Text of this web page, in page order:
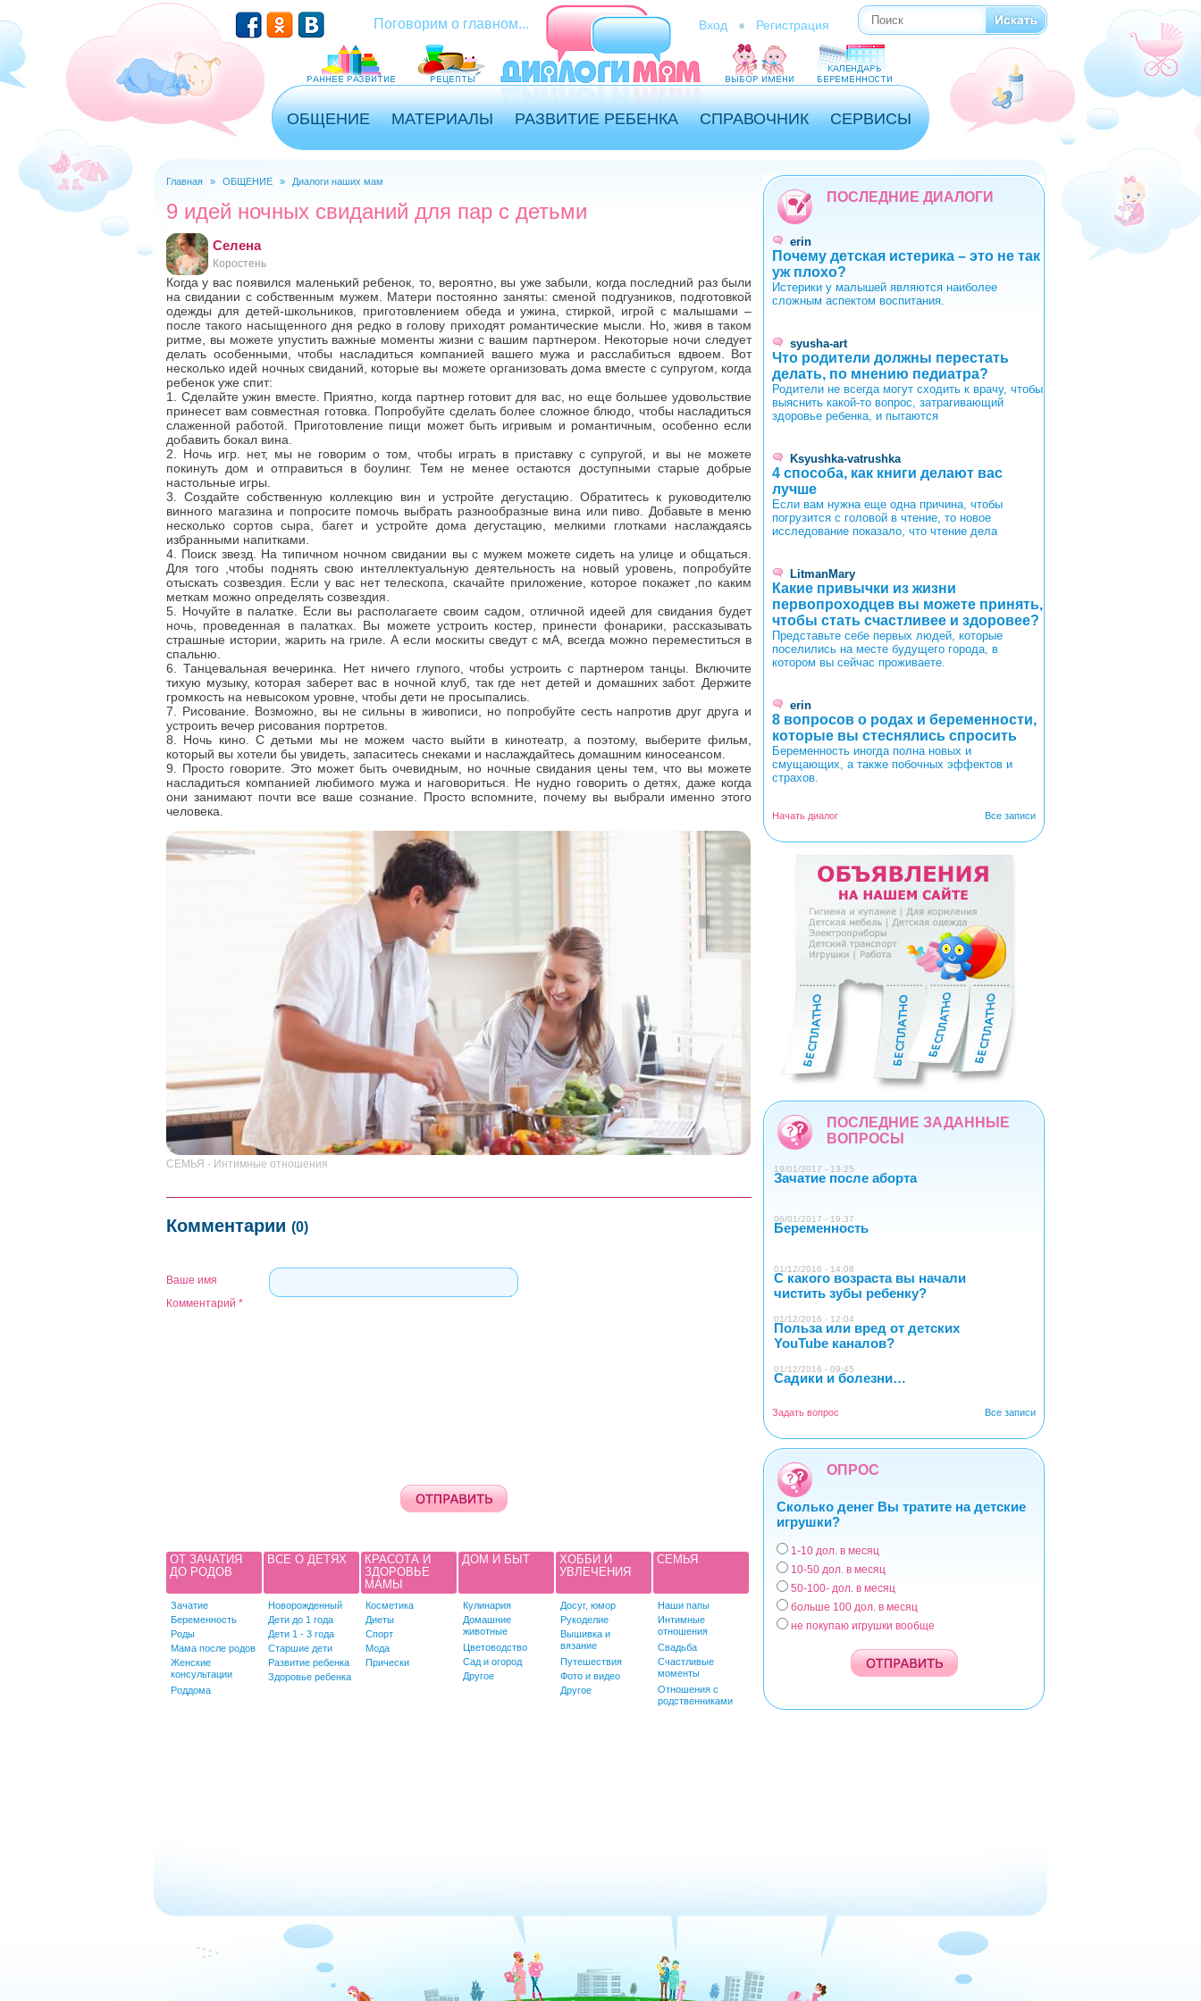
Перейти к основному содержанию
Поговорим о главном... Вход Регистрация Форма поиска
Поиск
ОБЩЕНИЕ МАТЕРИАЛЫ РАЗВИТИЕ РЕБЕНКА СПРАВОЧНИК СЕРВИСЫ
Вы здесь
Главная » ОБЩЕНИЕ » Диалоги наших мам
9 идей ночных свиданий для пар с детьми
Селена
Коростень
Когда у вас появился маленький ребенок, то, вероятно, вы уже забыли, когда последний раз были
на свидании с собственным мужем. Матери постоянно заняты: сменой подгузников, подготовкой
одежды для детей-школьников, приготовлением обеда и ужина, стиркой, игрой с малышами –
после такого насыщенного дня редко в голову приходят романтические мысли. Но, живя в таком
ритме, вы можете упустить важные моменты жизни с вашим партнером. Некоторые ночи следует
делать особенными, чтобы насладиться компанией вашего мужа и расслабиться вдвоем. Вот
несколько идей ночных свиданий, которые вы можете организовать дома вместе с супругом, когда
ребенок уже спит:
1. Сделайте ужин вместе. Приятно, когда партнер готовит для вас, но еще большее удовольствие
принесет вам совместная готовка. Попробуйте сделать более сложное блюдо, чтобы насладиться
слаженной работой. Приготовление пищи может быть игривым и романтичным, особенно если
добавить бокал вина.
2. Ночь игр. нет, мы не говорим о том, чтобы играть в приставку с супругой, и вы не можете
покинуть дом и отправиться в боулинг. Тем не менее остаются доступными старые добрые
настольные игры.
3. Создайте собственную коллекцию вин и устройте дегустацию. Обратитесь к руководителю
винного магазина и попросите помочь выбрать разнообразные вина или пиво. Добавьте в меню
несколько сортов сыра, багет и устройте дома дегустацию, мелкими глотками наслаждаясь
избранными напитками.
4. Поиск звезд. На типичном ночном свидании вы с мужем можете сидеть на улице и общаться.
Для того ,чтобы поднять свою интеллектуальную деятельность на новый уровень, попробуйте
отыскать созвездия. Если у вас нет телескопа, скачайте приложение, которое покажет ,по каким
меткам можно определять созвездия.
5. Ночуйте в палатке. Если вы располагаете своим садом, отличной идеей для свидания будет
ночь, проведенная в палатках. Вы можете устроить костер, принести фонарики, рассказывать
страшные истории, жарить на гриле. А если москиты сведут с мА, всегда можно переместиться в
спальню.
6. Танцевальная вечеринка. Нет ничего глупого, чтобы устроить с партнером танцы. Включите
тихую музыку, которая заберет вас в ночной клуб, так где нет детей и домашних забот. Держите
громкость на невысоком уровне, чтобы дети не просыпались.
7. Рисование. Возможно, вы не сильны в живописи, но попробуйте сесть напротив друг друга и
устроить вечер рисования портретов.
8. Ночь кино. С детьми мы не можем часто выйти в кинотеатр, а поэтому, выберите фильм,
который вы хотели бы увидеть, запаситесь снеками и наслаждайтесь домашним киносеансом.
9. Просто говорите. Это может быть очевидным, но ночные свидания цены тем, что вы можете
насладиться компанией любимого мужа и наговориться. Не нудно говорить о детях, даже когда
они занимают почти все ваше сознание. Просто вспомните, почему вы выбрали именно этого
человека.
СЕМЬЯ - Интимные отношения
Комментарии (0)
Ваше имя
Комментарий *
ОТ ЗАЧАТИЯ
ДО РОДОВ
Зачатие
Беременность
Роды
Мама после родов
Женские
консультации
Роддома
ВСЕ О ДЕТЯХ
Новорожденный
Дети до 1 года
Дети 1 - 3 года
Старшие дети
Развитие ребенка
Здоровье ребенка
КРАСОТА И
ЗДОРОВЬЕ
МАМЫ
Косметика
Диеты
Спорт
Мода
Прически
ДОМ И БЫТ
Кулинария
Домашние
животные
Цветоводство
Сад и огород
Другое
ХОББИ И
УВЛЕЧЕНИЯ
Досуг, юмор
Рукоделие
Вышивка и
вязание
Путешествия
Фото и видео
Другое
СЕМЬЯ
Наши папы
Интимные
отношения
Свадьба
Счастливые
моменты
Отношения с
родственниками
ПОСЛЕДНИЕ ДИАЛОГИ
erin
Почему детская истерика – это не так
уж плохо?
Истерики у малышей являются наиболее
сложным аспектом воспитания.
syusha-art
Что родители должны перестать
делать, по мнению педиатра?
Родители не всегда могут сходить к врачу, чтобы
выяснить какой-то вопрос, затрагивающий
здоровье ребенка, и пытаются
Ksyushka-vatrushka
4 способа, как книги делают вас
лучше
Если вам нужна еще одна причина, чтобы
погрузится с головой в чтение, то новое
исследование показало, что чтение дела
LitmanMary
Какие привычки из жизни
первопроходцев вы можете принять,
чтобы стать счастливее и здоровее?
Представьте себе первых людей, которые
поселились на месте будущего города, в
котором вы сейчас проживаете.
erin
8 вопросов о родах и беременности,
которые вы стеснялись спросить
Беременность иногда полна новых и
смущающих, а также побочных эффектов и
страхов.
Все записи
Начать диалог
0123456789
ПОСЛЕДНИЕ ЗАДАННЫЕ
ВОПРОСЫ
19/01/2017 - 13:25
Зачатие после аборта
06/01/2017 - 19:37
Беременность
01/12/2016 - 14:08
С какого возраста вы начали
чистить зубы ребенку?
01/12/2016 - 12:04
Польза или вред от детских
YouTube каналов?
01/12/2016 - 09:45
Садики и болезни…
Все записи
Задать вопрос
ОПРОС
Сколько денег Вы тратите на детские
игрушки?
Варианты
1-10 дол. в месяц
10-50 дол. в месяц
50-100- дол. в месяц
больше 100 дол. в месяц
не покупаю игрушки вообще